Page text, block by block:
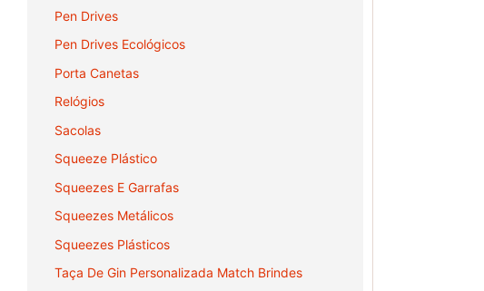
Pen Drives
Pen Drives Ecológicos
Porta Canetas
Relógios
Sacolas
Squeeze Plástico
Squeezes E Garrafas
Squeezes Metálicos
Squeezes Plásticos
Taça De Gin Personalizada Match Brindes